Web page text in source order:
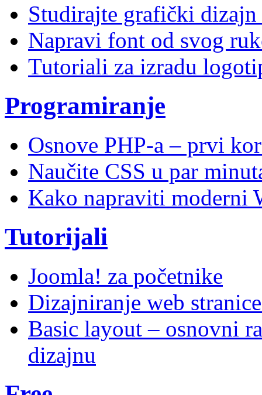
Studirajte grafički dizajn
Napravi font od svog
Tutoriali za izradu
Programiranje
Osnove PHP-a – prvi
Naučite CSS u par
Kako napraviti moderni
Tutorijali
Joomla! za početnike
Dizajniranje web
Basic layout – osnovni
dizajnu